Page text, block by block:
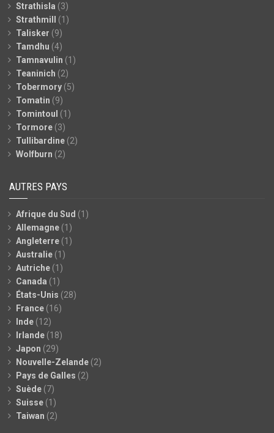
Strathisla (3)
Strathmill
(1)
Talisker (9)
Tamdhu (4)
Tamnavulin (1)
Teaninich (2)
Tobermory (5)
Tomatin (9)
Tomintoul (1)
Tormore (3)
Tullibardine (2)
Wolfburn (2)
AUTRES PAYS
Afrique du Sud (1)
Allemagne (1)
Angleterre (1)
Australie (1)
Autriche (1)
Canada (1)
États-Unis (28)
France (16)
Inde (12)
Irlande (18)
Japon (29)
Nouvelle-Zelande (2)
Pays de Galles (2)
Suède (7)
Suisse (1)
Taiwan (2)